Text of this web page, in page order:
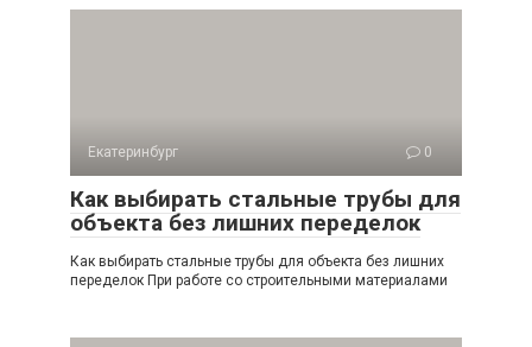
Екатеринбург 0
Как выбирать стальные трубы для
объекта без лишних переделок
Как выбирать стальные трубы для объекта без лишних
переделок При работе со строительными материалами